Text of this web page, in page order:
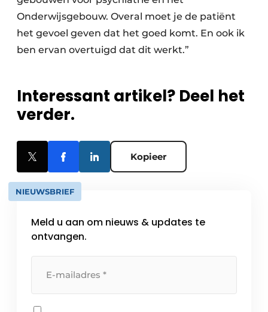
Onderwijsgebouw. Overal moet je de patiënt
het gevoel geven dat het goed komt. En ook ik
ben ervan overtuigd dat dit werkt.”
Interessant artikel? Deel het
verder.
Kopieer
NIEUWSBRIEF
Meld u aan om nieuws & updates te
ontvangen.